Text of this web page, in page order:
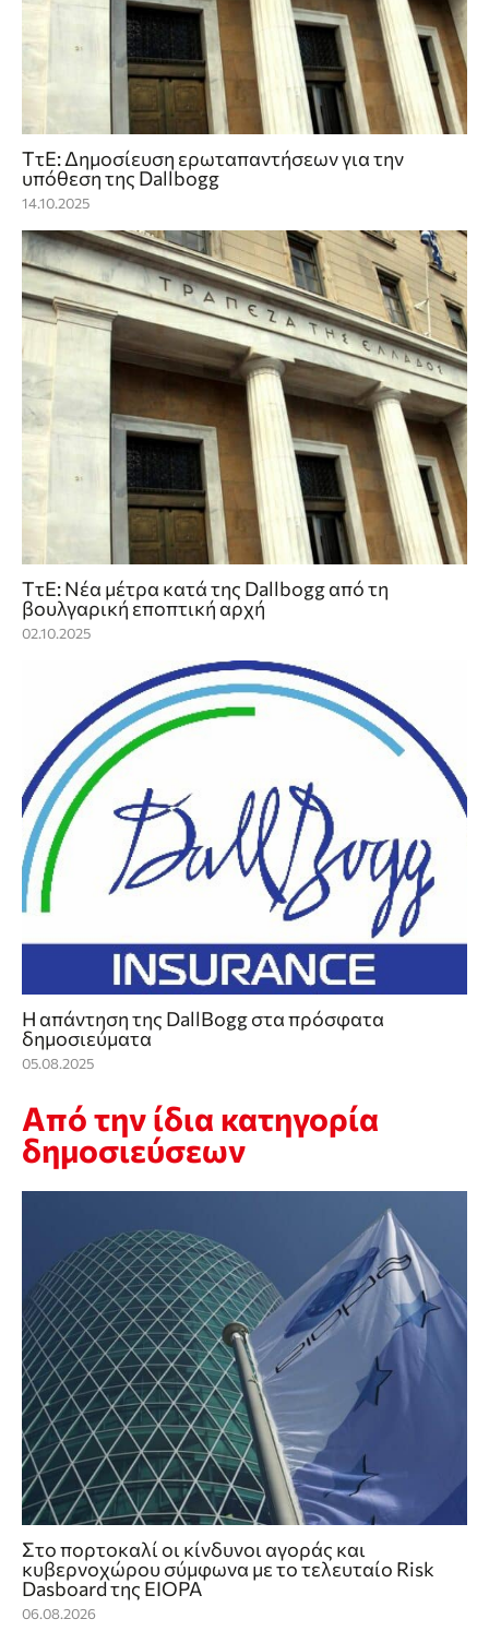
ΤτΕ: Δημοσίευση ερωταπαντήσεων για την
υπόθεση της Dallbogg
14.10.2025
ΤτΕ: Νέα μέτρα κατά της Dallbogg από τη
βουλγαρική εποπτική αρχή
02.10.2025
Η απάντηση της DallBogg στα πρόσφατα
δημοσιεύματα
05.08.2025
Από την ίδια κατηγορία
δημοσιεύσεων
Στο πορτοκαλί οι κίνδυνοι αγοράς και
κυβερνοχώρου σύμφωνα με το τελευταίο Risk
Dasboard της EIOPA
06.08.2026